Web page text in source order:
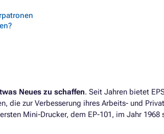
Neues zu schaffen. Seit Jahren bietet
die zur Verbesserung ihres Arbeits- und
Mini-Drucker, dem EP-101, im Jahr 1968